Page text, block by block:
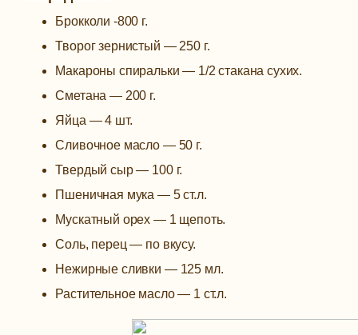
Брокколи -800 г.
Творог зернистый — 250 г.
Макароны спиральки — 1/2 стакана сухих.
Сметана — 200 г.
Яйца — 4 шт.
Сливочное масло — 50 г.
Твердый сыр — 100 г.
Пшеничная мука — 5 ст.л.
Мускатный орех — 1 щепоть.
Соль, перец — по вкусу.
Нежирные сливки — 125 мл.
Растительное масло — 1 ст.л.